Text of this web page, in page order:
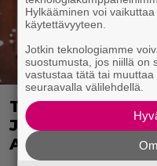
Täällä pelattiin
Jokerin isot
ABC:lla,
Hylkääminen voi
käytettävyyteen.
Jotkin teknologiamme
suostumusta, jos niillä on
vastustaa tätä tai
seuraavalla välilehdellä.